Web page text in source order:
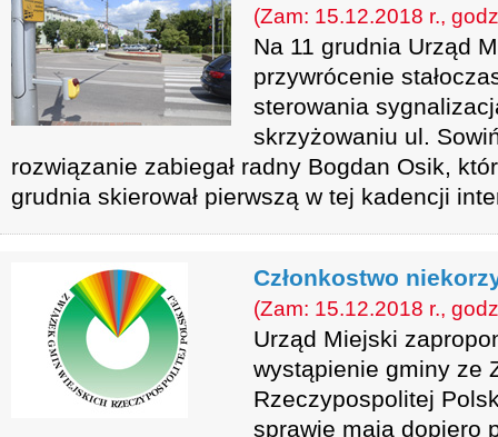
(Zam: 15.12.2018 r.,
Na 11 grudnia Urząd
przywrócenie
sterowania
skrzyżowaniu ul.
rozwiązanie zabiegał radny Bogdan Osik,
grudnia skierował pierwszą w tej kadencji
Członkostwo
(Zam: 15.12.2018 r.,
Urząd Miejski
wystąpienie gminy ze
Rzeczypospolitej
sprawie mają dopiero